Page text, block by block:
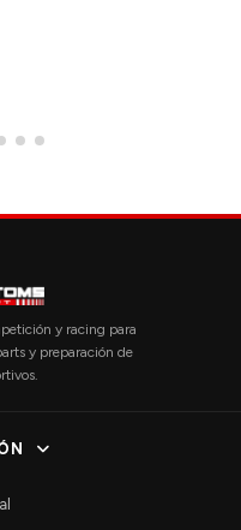
y racing para
y preparación de